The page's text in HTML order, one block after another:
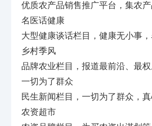
优质农产品销售推广平台，集农
名医话健康
大型健康谈话栏目，健康无小事，
乡村季风
品牌农业栏目，报道最前沿、最
一切为了群众
民生新闻栏目，一切为了群众，真
农资超市